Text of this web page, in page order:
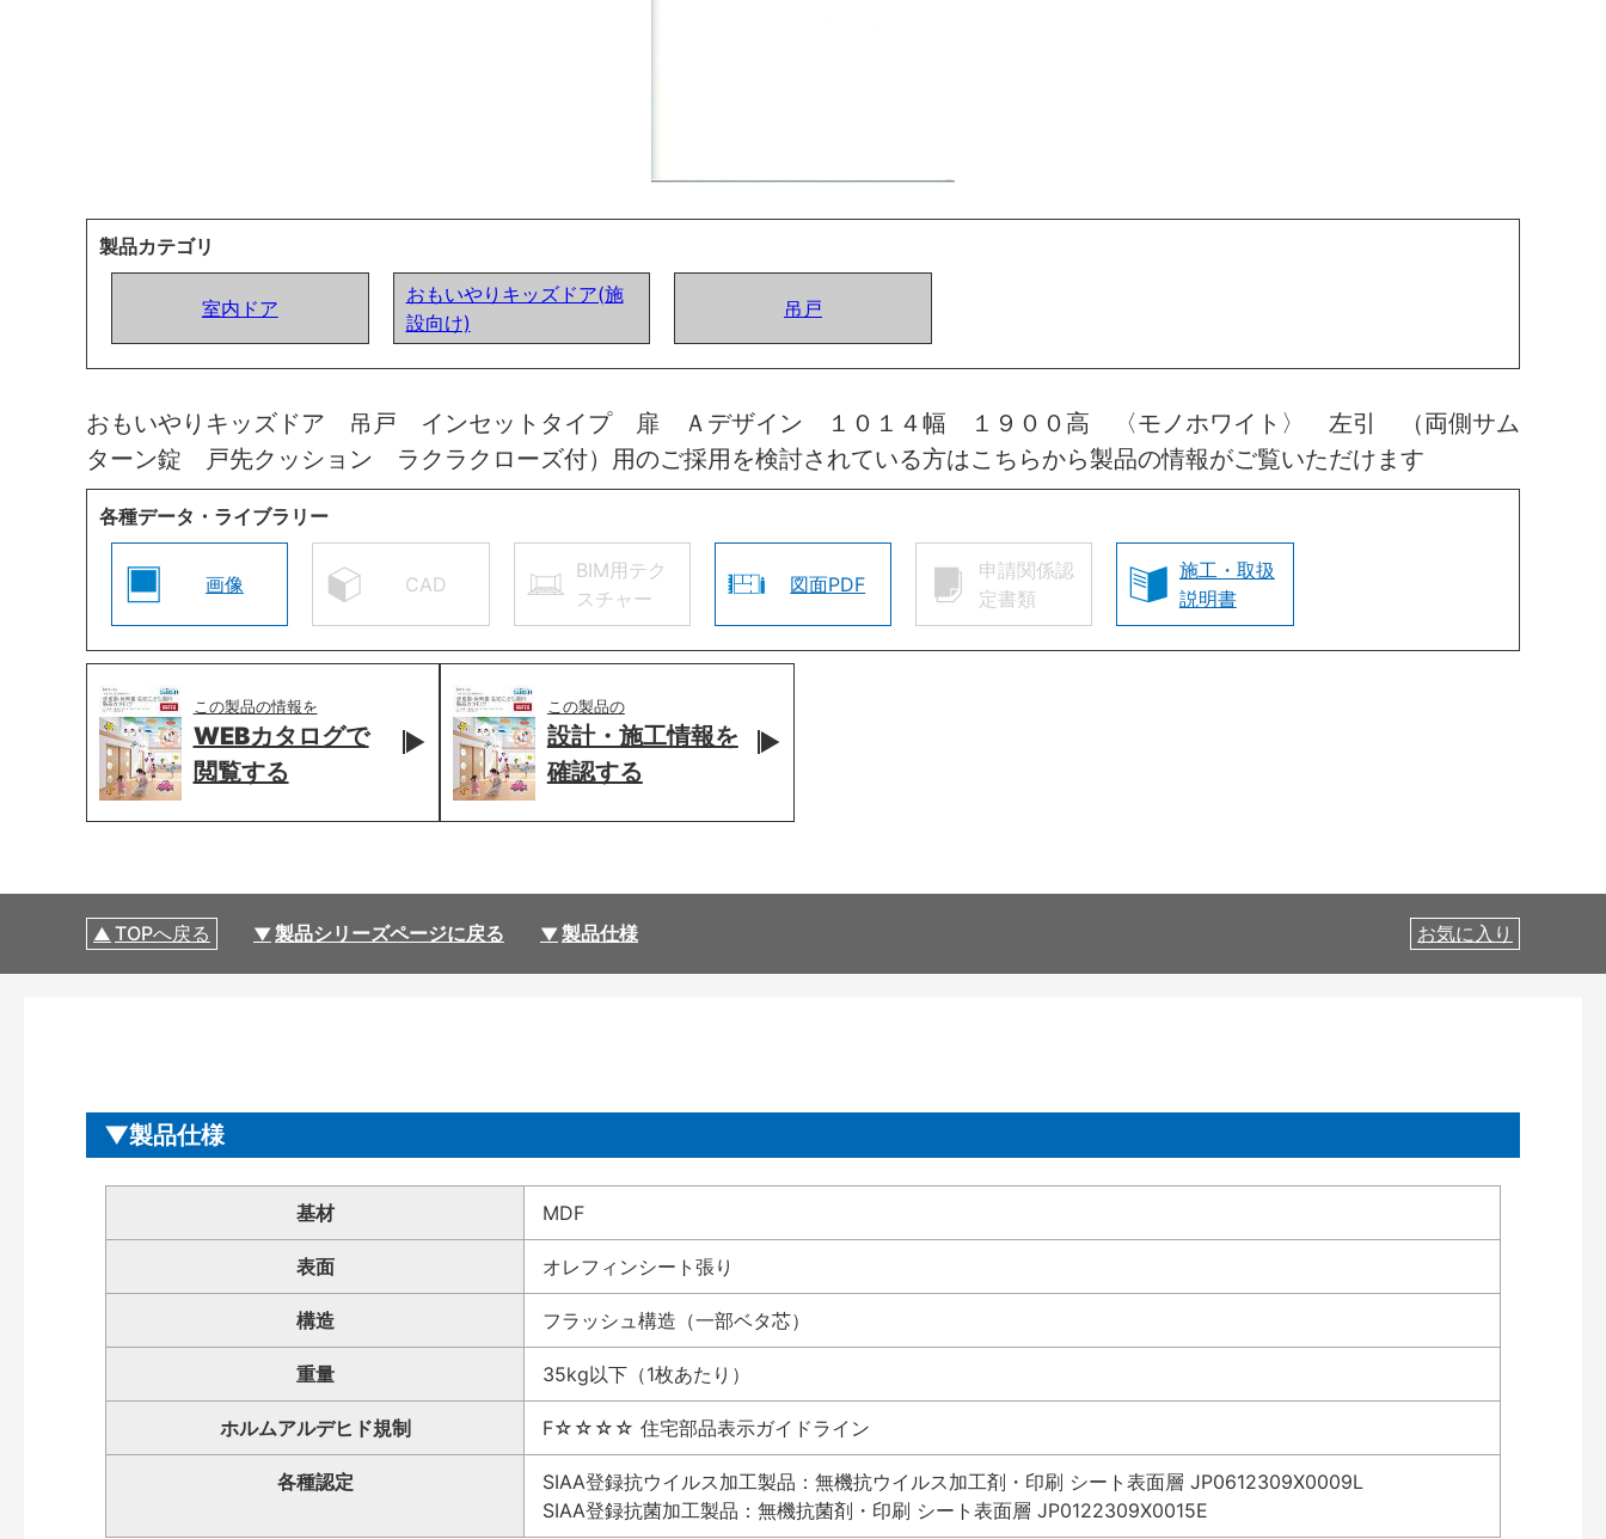
製品カテゴリ
室内ドア
おもいやりキッズドア(施
設向け)
吊戸
おもいやりキッズドア 吊戸 インセットタイプ 扉 Ａデザイン １０１４幅 １９００高 〈モノホワイト〉 左引 （両側サム
ターン錠 戸先クッション ラクラクローズ付）用のご採用を検討されている方はこちらから製品の情報がご覧いただけます
各種データ・ライブラリー
画像 CAD
BIM用テク
スチャー
図面PDF
申請関係認
定書類
施工・取扱
説明書
この製品の情報を
WEBカタログで
閲覧する
この製品の
設計・施工情報を
確認する
TOPへ戻る 製品シリーズページに戻る 製品仕様 お気に入り
製品仕様
基材 MDF
表面 オレフィンシート張り
構造 フラッシュ構造（一部ベタ芯）
重量 35kg以下（1枚あたり）
ホルムアルデヒド規制 F☆☆☆☆ 住宅部品表示ガイドライン
各種認定
SIAA登録抗ウイルス加工製品：無機抗ウイルス加工剤・印刷 シート表面層 JP0612309X0009L
SIAA登録抗菌加工製品：無機抗菌剤・印刷 シート表面層 JP0122309X0015E